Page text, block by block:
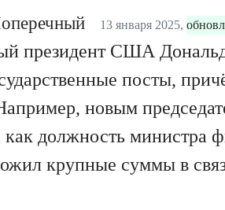
13 января 2025,
президент США
посты,
новым
как должность министра
крупные суммы в